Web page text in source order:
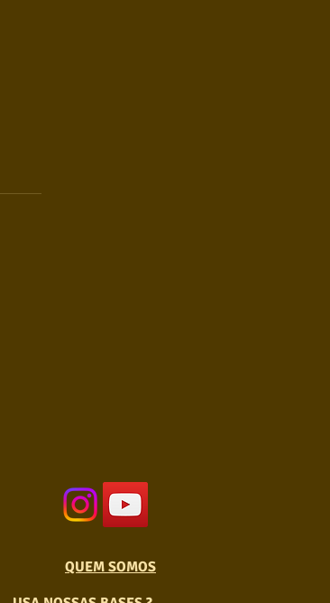
QUEM SOMOS